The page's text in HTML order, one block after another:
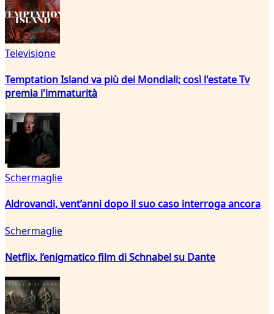
Televisione
Temptation Island va più dei Mondiali; così l'estate Tv
premia l'immaturità
Schermaglie
Aldrovandi, vent’anni dopo il suo caso interroga ancora
Schermaglie
Netflix, l’enigmatico film di Schnabel su Dante